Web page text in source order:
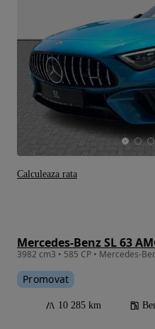
Mercedes-Benz SL 63
Promovat
10 285 km
Calculeaza rata